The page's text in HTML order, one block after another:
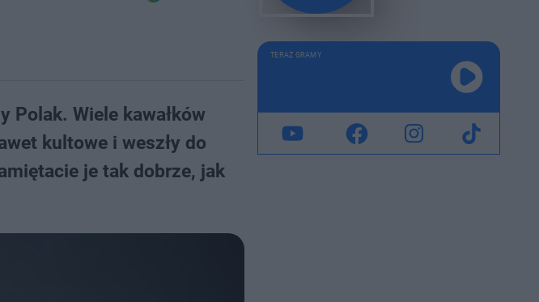
Polak. Wiele kawałków
kultowe i weszły do
je tak dobrze, jak
TERAZ GRAMY